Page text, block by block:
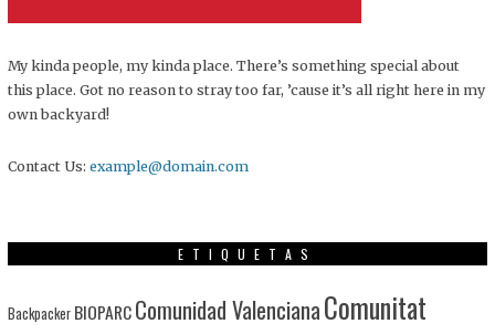
My kinda people, my kinda place. There’s something special about
this place. Got no reason to stray too far, ’cause it’s all right here in my
own backyard!
Contact Us: example@domain.com
ETIQUETAS
Backpacker BIOPARCComunidad ValencianaComunitat